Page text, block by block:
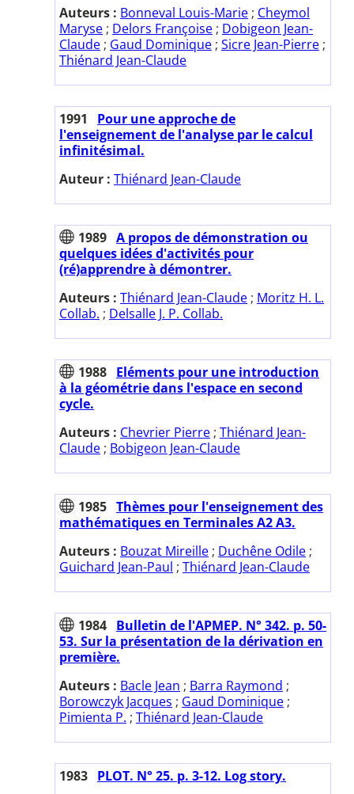
Auteurs : Bonneval Louis-Marie ; Cheymol
Maryse ; Delors Françoise ; Dobigeon Jean-
Claude ; Gaud Dominique ; Sicre Jean-Pierre ;
Thiénard Jean-Claude
1991
Pour une approche de
l'enseignement de l'analyse par le calcul
infinitésimal.
Auteur : Thiénard Jean-Claude
1989 A propos de démonstration ou
quelques idées d'activités pour
(ré)apprendre à démontrer.
Auteurs : Thiénard Jean-Claude ; Moritz H. L.
Collab. ; Delsalle J. P. Collab.
1988 Eléments pour une introduction
à la géométrie dans l'espace en second
cycle.
Auteurs : Chevrier Pierre ; Thiénard Jean-
Claude ; Bobigeon Jean-Claude
1985 Thèmes pour l'enseignement des
mathématiques en Terminales A2 A3.
Auteurs : Bouzat Mireille ; Duchêne Odile ;
Guichard Jean-Paul ; Thiénard Jean-Claude
1984 Bulletin de l'APMEP. N° 342. p. 50-
53. Sur la présentation de la dérivation en
première.
Auteurs : Bacle Jean ; Barra Raymond ;
Borowczyk Jacques ; Gaud Dominique ;
Pimienta P. ; Thiénard Jean-Claude
1983 PLOT. N° 25. p. 3-12. Log story.